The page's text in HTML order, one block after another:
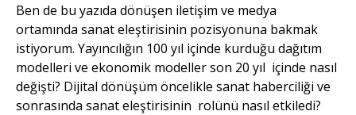
Ben de bu yazıda dönüşen iletişim ve medya
ortamında sanat eleştirisinin pozisyonuna bakmak
istiyorum. Yayıncılığın 100 yıl içinde kurduğu dağıtım
modelleri ve ekonomik modeller son 20 yıl içinde nasıl
değişti? Dijital dönüşüm öncelikle sanat haberciliği ve
sonrasında sanat eleştirisinin rolünü nasıl etkiledi?